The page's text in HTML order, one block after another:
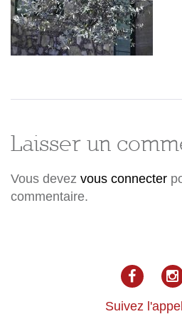
Laisser un
Vous devez vous connecter
commentaire.
Suivez